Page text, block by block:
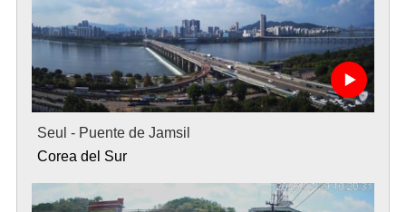
Seul - Puente de Jamsil
Corea del Sur